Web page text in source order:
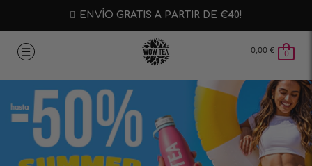
ENVÍO GRATIS A PARTIR DE €40!
0,00 € 0